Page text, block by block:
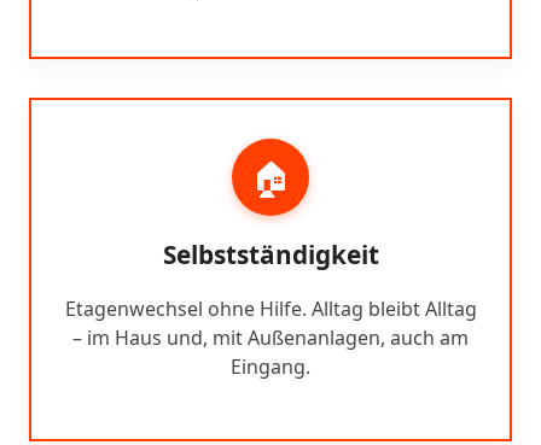
🏠
Selbstständigkeit
Etagenwechsel ohne Hilfe. Alltag bleibt Alltag
– im Haus und, mit Außenanlagen, auch am
Eingang.